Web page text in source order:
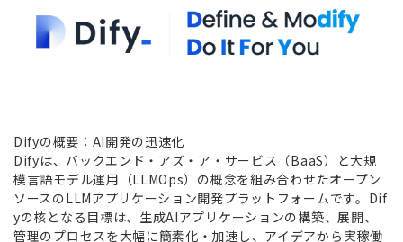
Difyの概要：AI開発の迅速化
Difyは、バックエンド・アズ・ア・サービス（BaaS）と大規
模言語モデル運用（LLMOps）の概念を組み合わせたオープン
ソースのLLMアプリケーション開発プラットフォームです。Dif
yの核となる目標は、生成AIアプリケーションの構築、展開、
管理のプロセスを大幅に簡素化・加速し、アイデアから実稼働